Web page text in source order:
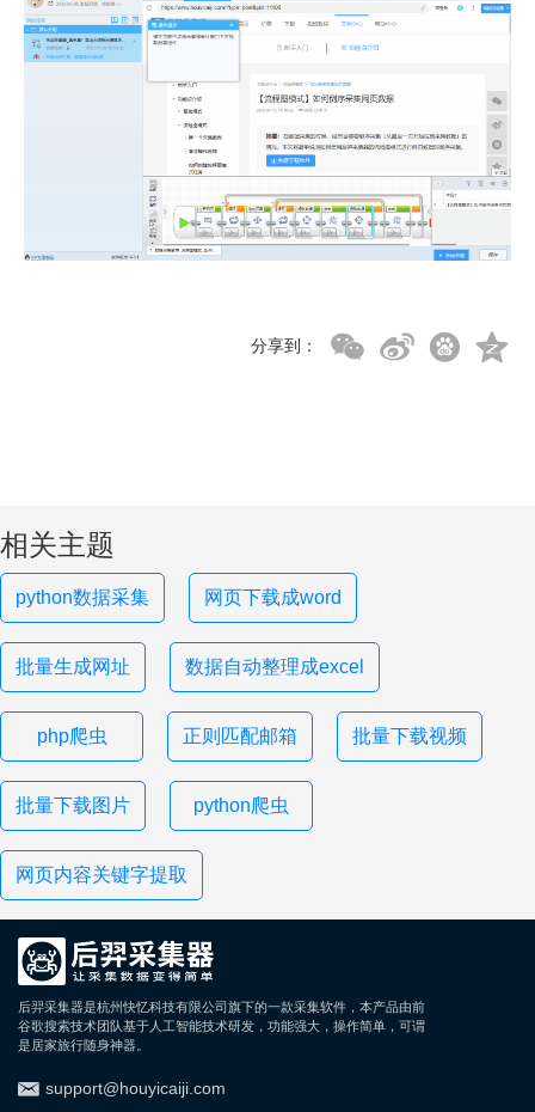
分享到：
相关主题
python数据采集 网页下载成word
批量生成网址 数据自动整理成excel
php爬虫 正则匹配邮箱 批量下载视频
批量下载图片 python爬虫
网页内容关键字提取
后羿采集器是杭州快忆科技有限公司旗下的一款采集软件，本产品由前
谷歌搜索技术团队基于人工智能技术研发，功能强大，操作简单，可谓
是居家旅行随身神器。
support@houyicaiji.com